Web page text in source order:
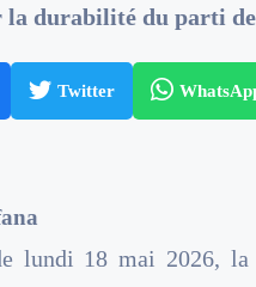
la durabilité du parti
Twitter
lundi 18 mai 2026,